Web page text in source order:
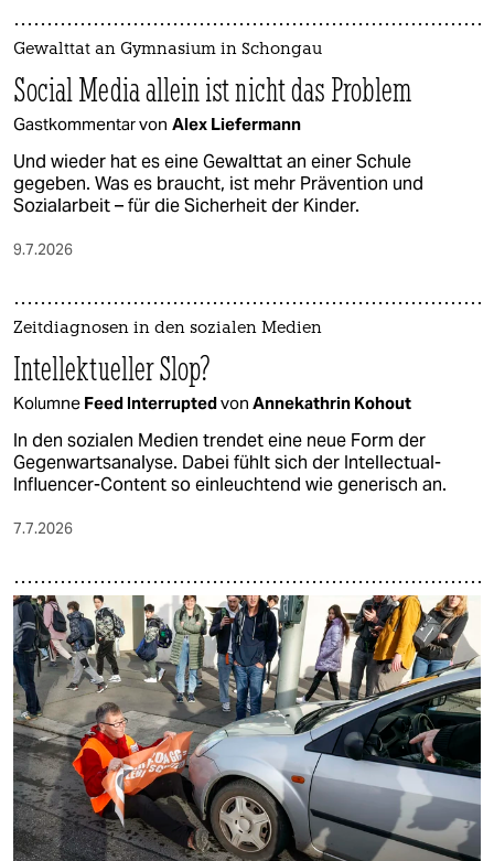
Gewalttat an Gymnasium in Schongau
Social Media allein ist nicht das Problem
Gastkommentar von Alex Liefermann
Und wieder hat es eine Gewalttat an einer Schule
gegeben. Was es braucht, ist mehr Prävention und
Sozialarbeit – für die Sicherheit der Kinder.
9.7.2026
Zeitdiagnosen in den sozialen Medien
Intellektueller Slop?
Kolumne Feed Interruptedvon Annekathrin Kohout
In den sozialen Medien trendet eine neue Form der
Gegenwartsanalyse. Dabei fühlt sich der Intellectual-
Influencer-Content so einleuchtend wie generisch an.
7.7.2026